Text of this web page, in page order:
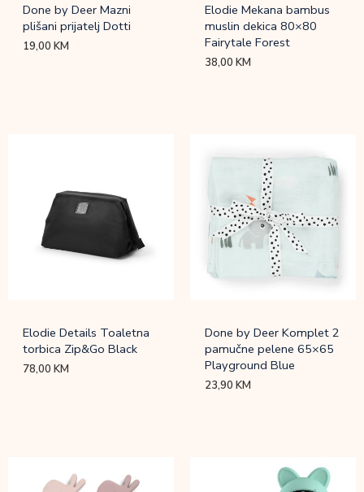
Done by Deer Mazni
plišani prijatelj Dotti
19,00KM
Elodie Mekana bambus
muslin dekica 80×80
Fairytale Forest
38,00KM
Elodie Details Toaletna
torbica Zip&Go Black
78,00KM
Done by Deer Komplet 2
pamučne pelene 65×65
Playground Blue
23,90KM